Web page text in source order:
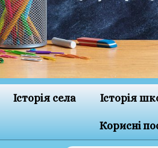
Історія села Історія
Корисні